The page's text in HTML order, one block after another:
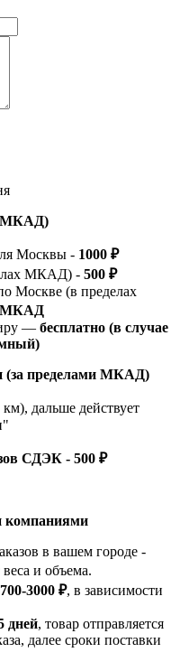
МКАД)
Москвы - 1000 ₽
МКАД) - 500 ₽
Москве (в пределах
МКАД
— бесплатно (в случае
(за пределами МКАД)
дальше действует
СДЭК - 500 ₽
компаниями
в вашем городе -
и объема.
700-3000 ₽, в зависимости
дней, товар отправляется
далее сроки поставки